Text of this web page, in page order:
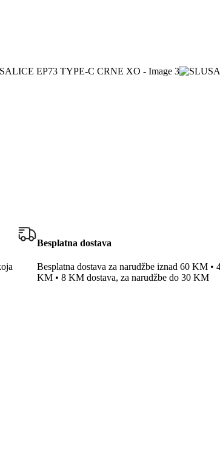
Besplatna dostava
Besplatna dostava za narudžbe iznad 60 KM
KM • 8 KM dostava, za narudžbe do 30 KM